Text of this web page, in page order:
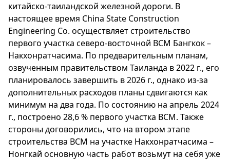
китайско-таиландской железной дороги. В
настоящее время China State Construction
Engineering Co. осуществляет строительство
первого участка северо-восточной ВСМ Бангкок –
Накхонратчасима. По предварительным планам,
озвученным правительством Таиланда в 2022 г., его
планировалось завершить в 2026 г., однако из-за
дополнительных расходов планы сдвигаются как
минимум на два года. По состоянию на апрель 2024
г., построено 28,6 % первого участка ВСМ. Также
стороны договорились, что на втором этапе
строительства ВСМ на участке Накхонратчасима –
Нонгкай основную часть работ возьмут на себя уже